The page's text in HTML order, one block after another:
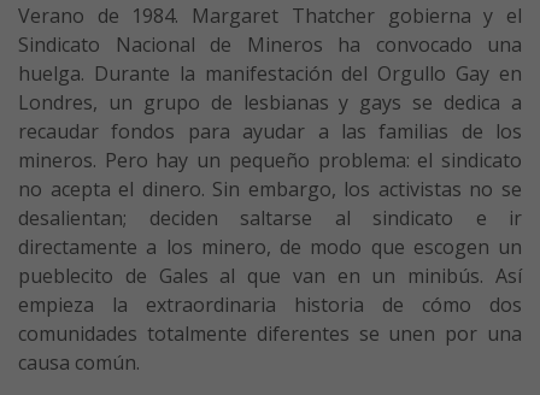
Verano de 1984. Margaret Thatcher gobierna y el
Sindicato Nacional de Mineros ha convocado una
huelga. Durante la manifestación del Orgullo Gay en
Londres, un grupo de lesbianas y gays se dedica a
recaudar fondos para ayudar a las familias de los
mineros. Pero hay un pequeño problema: el sindicato
no acepta el dinero. Sin embargo, los activistas no se
desalientan; deciden saltarse al sindicato e ir
directamente a los minero, de modo que escogen un
pueblecito de Gales al que van en un minibús. Así
empieza la extraordinaria historia de cómo dos
comunidades totalmente diferentes se unen por una
causa común.